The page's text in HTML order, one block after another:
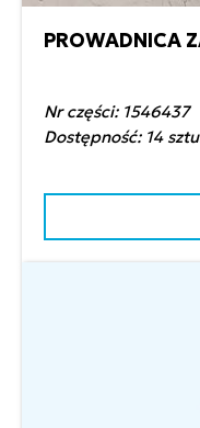
PROWADNICA
Nr części: 1546437
Dostępność: 14